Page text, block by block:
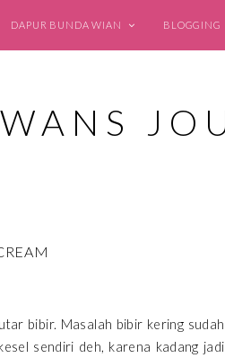
DAPUR BUNDA WIAN BLOGGING
bibir. Masalah bibir kering sudah
sendiri deh, karena kadang jadi